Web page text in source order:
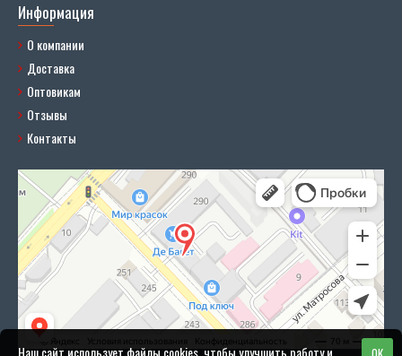
Информация
О компании
Доставка
Оптовикам
Отзывы
Контакты
Наш сайт использует файлы cookies, чтобы улучшить работу и